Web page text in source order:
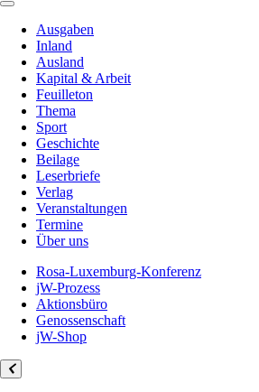
Ausgaben
Inland
Ausland
Kapital & Arbeit
Feuilleton
Thema
Sport
Geschichte
Beilage
Leserbriefe
Verlag
Veranstaltungen
Termine
Über uns
Rosa-Luxemburg-Konferenz
jW-Prozess
Aktionsbüro
Genossenschaft
jW-Shop